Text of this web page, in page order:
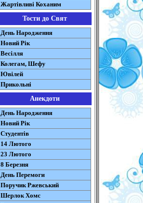
Жартівливі Коханим
Тости до Свят
День Народження
Новий Рік
Весілля
Колегам, Шефу
Ювілей
Прикольні
Анекдоти
День Народження
Новий Рік
Студентів
14 Лютого
23 Лютого
8 Березня
День Перемоги
Поручик Ржевський
Шерлок Хомс